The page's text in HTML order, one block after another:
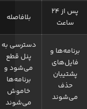
پس از ۲۴
ساعت
بلافاصله
برنامه‌ها و
فایل‌های
پشتیبان
حذف
می‌شوند
دسترسی به
پنل قطع
می‌شود و
برنامه‌ها
خاموش
می‌شوند